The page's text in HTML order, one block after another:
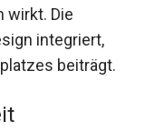
wirkt. Die
integriert,
beiträgt.